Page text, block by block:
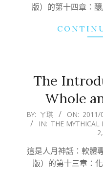
版）的第十四章：
The
Whole
2011-
04-
BY: ㄚ琪 ON: 2011/
IN: THE
這是人月神話：軟體
版）的第十三章：